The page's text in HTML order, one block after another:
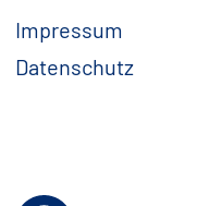
Impressum
Datenschutz